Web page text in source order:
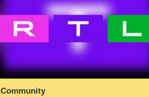
Community